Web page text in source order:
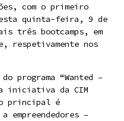
com o primeiro
quinta-feira, 9 de
três bootcamps, em
respetivamente nos
programa “Wanted –
iniciativa da CIM
principal é
empreendedores –